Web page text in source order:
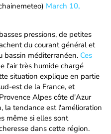
March 10,
pressions, de petites
du courant général et
bassin méditerranéen. Ces
l'air très humide chargé
situation explique en partie
est de la France, et
Alpes côte d'Azur
la tendance est l'amélioration
même si elles sont
dans cette région.